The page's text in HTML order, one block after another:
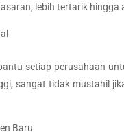
lebih tertarik
setiap perusahaan
sangat tidak mustahil
Baru